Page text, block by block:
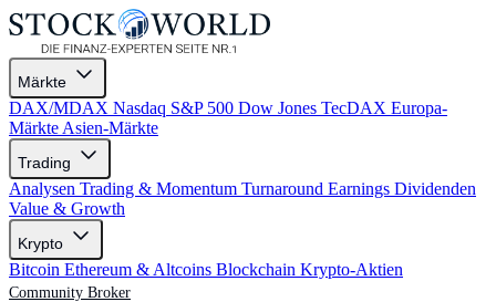
Märkte
DAX/MDAX Nasdaq S&P 500 Dow Jones TecDAX Europa-
Märkte Asien-Märkte
Trading
Analysen Trading & Momentum Turnaround Earnings Dividenden
Value & Growth
Krypto
Bitcoin Ethereum & Altcoins Blockchain Krypto-Aktien
Community Broker